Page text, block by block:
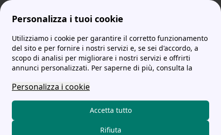
Personalizza i tuoi cookie
Utilizziamo i cookie per garantire il corretto funzionamento
del sito e per fornire i nostri servizi e, se sei d'accordo, a
scopo di analisi per migliorare i nostri servizi e offrirti
annunci personalizzati. Per saperne di più, consulta la
Personalizza i cookie
Accetta tutto
Rifiuta
tariffe-energia.it La guida completa su Acea Energia: le offerte, il numero verde e le recensioni Acea: numero verde e i Numeri Utili per contattare il Servizio Clienti
Acea: numero verde e i
Numeri Utili per
contattare il Servizio
Clienti